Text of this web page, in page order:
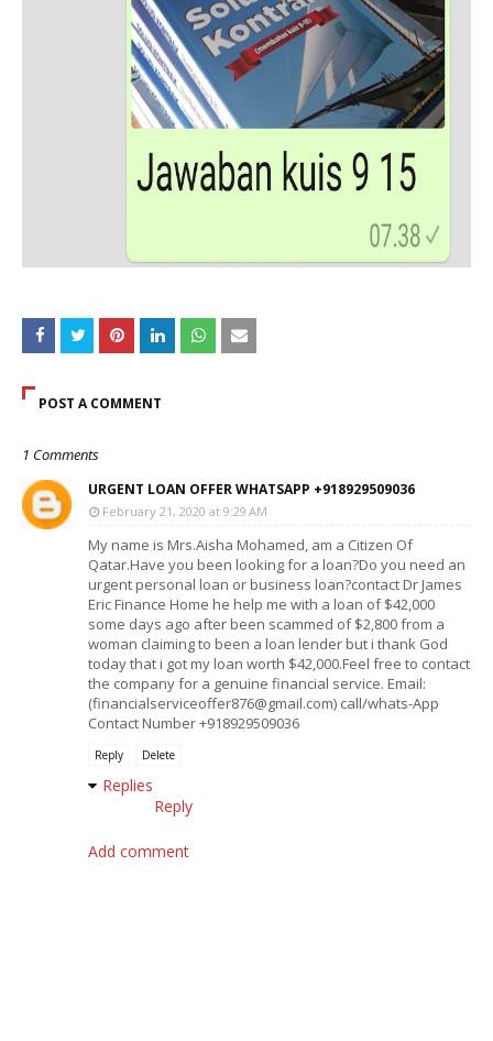
POST A COMMENT
1 Comments
URGENT LOAN OFFER WHATSAPP +918929509036
February 21, 2020 at 9:29 AM
My name is Mrs.Aisha Mohamed, am a Citizen Of
Qatar.Have you been looking for a loan?Do you need an
urgent personal loan or business loan?contact Dr James
Eric Finance Home he help me with a loan of $42,000
some days ago after been scammed of $2,800 from a
woman claiming to been a loan lender but i thank God
today that i got my loan worth $42,000.Feel free to contact
the company for a genuine financial service. Email:
(financialserviceoffer876@gmail.com) call/whats-App
Contact Number +918929509036
Reply Delete
Replies
Reply
Add comment